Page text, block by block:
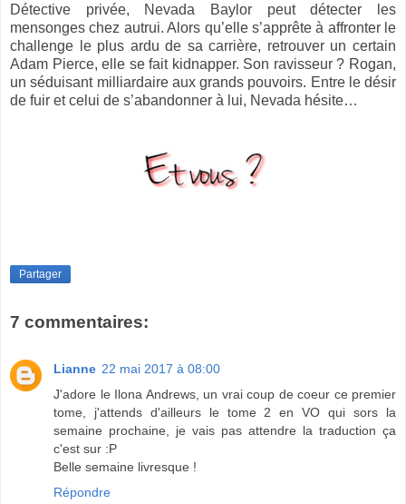
Détective privée, Nevada Baylor peut détecter les
mensonges chez autrui. Alors qu’elle s’apprête à affronter le
challenge le plus ardu de sa carrière, retrouver un certain
Adam Pierce, elle se fait kidnapper. Son ravisseur ? Rogan,
un séduisant milliardaire aux grands pouvoirs. Entre le désir
de fuir et celui de s’abandonner à lui, Nevada hésite…
Partager
7 commentaires:
Lianne 22 mai 2017 à 08:00
J'adore le Ilona Andrews, un vrai coup de coeur ce premier
tome, j'attends d'ailleurs le tome 2 en VO qui sors la
semaine prochaine, je vais pas attendre la traduction ça
c'est sur :P
Belle semaine livresque !
Répondre